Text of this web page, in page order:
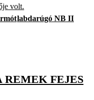
volt.
labdarúgó NB II
REMEK FEJES